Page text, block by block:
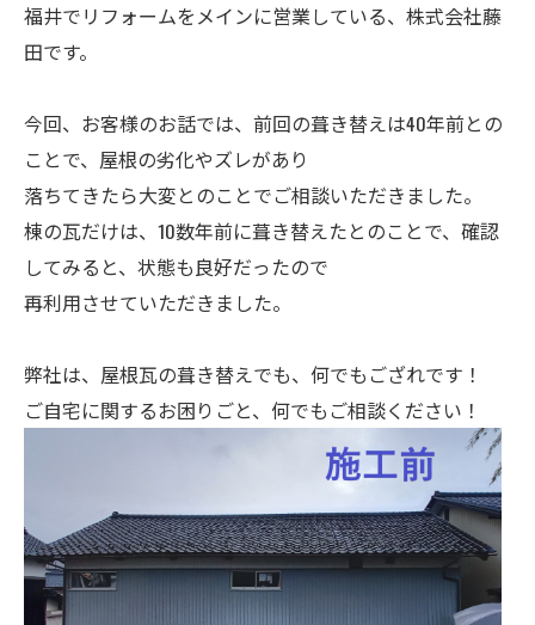
福井でリフォームをメインに営業している、株式会社藤
田です。
今回、お客様のお話では、前回の葺き替えは40年前との
ことで、屋根の劣化やズレがあり
落ちてきたら大変とのことでご相談いただきました。
棟の瓦だけは、10数年前に葺き替えたとのことで、確認
してみると、状態も良好だったので
再利用させていただきました。
弊社は、屋根瓦の葺き替えでも、何でもござれです！
ご自宅に関するお困りごと、何でもご相談ください！